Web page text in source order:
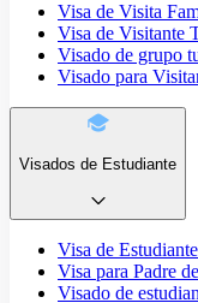
Visa de Visita
Visa de Visitante
Visado de grupo
Visado para
Visados de Estudiante
Visa de
Visa para Padre
Visado de